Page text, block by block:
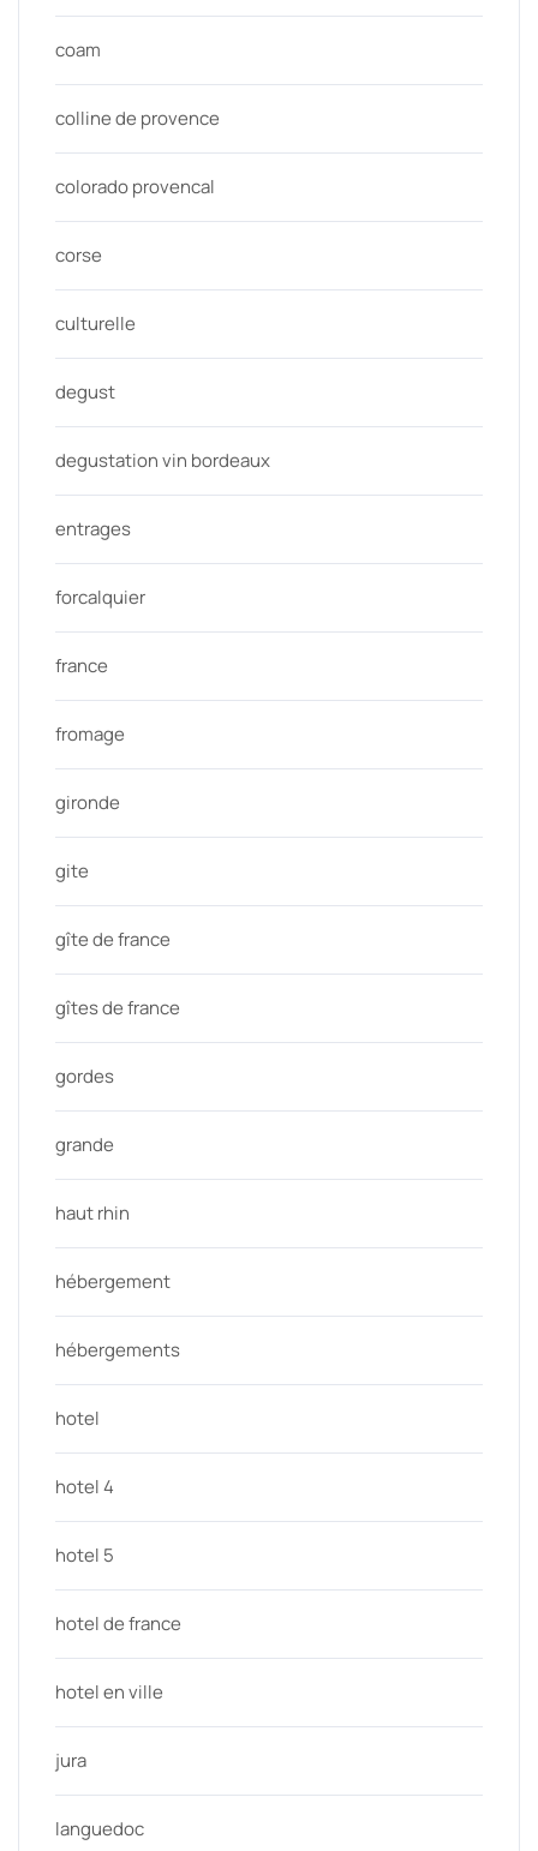
coam
colline de provence
colorado provencal
corse
culturelle
degust
degustation vin bordeaux
entrages
forcalquier
france
fromage
gironde
gite
gîte de france
gîtes de france
gordes
grande
haut rhin
hébergement
hébergements
hotel
hotel 4
hotel 5
hotel de france
hotel en ville
jura
languedoc